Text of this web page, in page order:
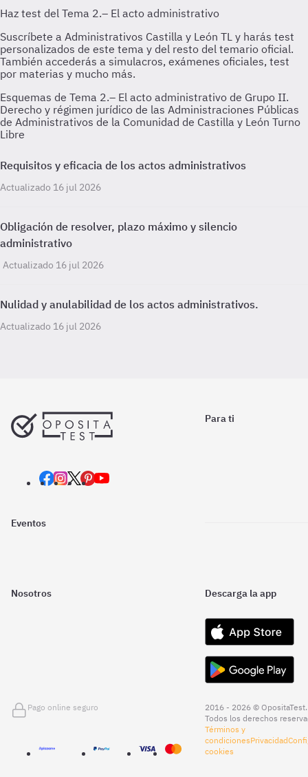
Esquemas de Tema 2.– El acto administrativo de Grupo II.
Derecho y régimen jurídico de las Administraciones Públicas
de Administrativos de la Comunidad de Castilla y León Turno
Libre
Requisitos y eficacia de los actos administrativos
Actualizado 16 jul 2026
Obligación de resolver, plazo máximo y silencio
administrativo
Actualizado 16 jul 2026
Nulidad y anulabilidad de los actos administrativos.
Actualizado 16 jul 2026
Para ti
Eventos
Nosotros Descarga la app
Pago online seguro
2016 - 2026 © OpositaTest.
Todos los derechos
Términos y
condicionesPrivacidad
cookies